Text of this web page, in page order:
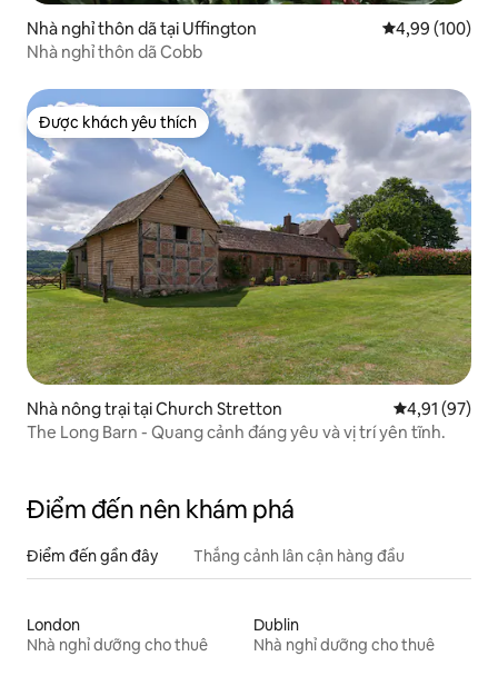
Nhà nghỉ thôn dã tại Uffington Xếp hạng
4,99 (100)
Nhà nghỉ thôn dã Cobb
Được khách yêu thích
Được khách yêu thích
Nhà nông trại tại Church Stretton Xếp hạng
4,91 (97)
The Long Barn - Quang cảnh đáng yêu và vị trí yên tĩnh.
Điểm đến nên khám phá
Điểm đến gần đây Thắng cảnh lân cận hàng đầu
London
Nhà nghỉ dưỡng cho thuê
Dublin
Nhà nghỉ dưỡng cho thuê